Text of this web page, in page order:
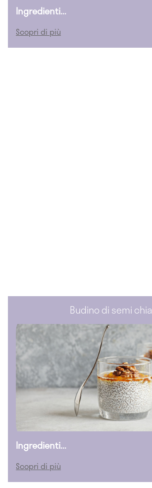
Ingredienti...
Scopri di più
Budino di semi chia
Ingredienti...
Scopri di più